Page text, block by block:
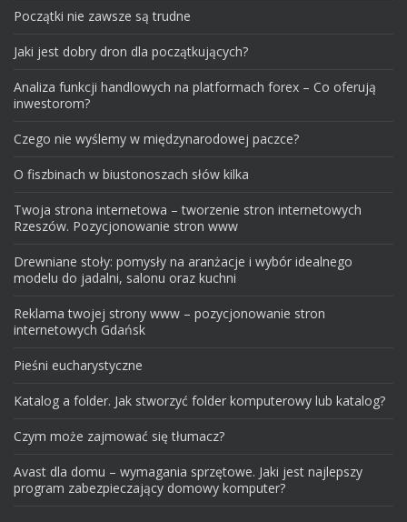
Początki nie zawsze są trudne
Jaki jest dobry dron dla początkujących?
Analiza funkcji handlowych na platformach forex – Co oferują
inwestorom?
Czego nie wyślemy w międzynarodowej paczce?
O fiszbinach w biustonoszach słów kilka
Twoja strona internetowa – tworzenie stron internetowych
Rzeszów. Pozycjonowanie stron www
Drewniane stoły: pomysły na aranżacje i wybór idealnego
modelu do jadalni, salonu oraz kuchni
Reklama twojej strony www – pozycjonowanie stron
internetowych Gdańsk
Pieśni eucharystyczne
Katalog a folder. Jak stworzyć folder komputerowy lub katalog?
Czym może zajmować się tłumacz?
Avast dla domu – wymagania sprzętowe. Jaki jest najlepszy
program zabezpieczający domowy komputer?